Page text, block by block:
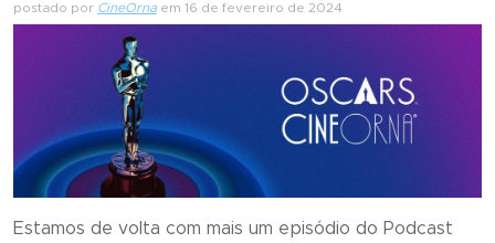
Nossa História
Contato
postado por CineOrna em 16 de fevereiro de 2024
Estamos de volta com mais um episódio do Podcast